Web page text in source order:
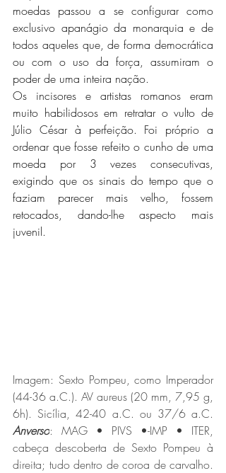
moedas passou a se configurar como
exclusivo apanágio da monarquia e de
todos aqueles que, de forma democrática
ou com o uso da força, assumiram o
poder de uma inteira nação.
Os incisores e artistas romanos eram
muito habilidosos em retratar o vulto de
Júlio César à perfeição. Foi próprio a
ordenar que fosse refeito o cunho de uma
moeda por 3 vezes consecutivas,
exigindo que os sinais do tempo que o
faziam parecer mais velho, fossem
retocados, dando-lhe aspecto mais
juvenil.
Imagem: Sexto Pompeu, como Imperador
(44-36 a.C.). AV aureus (20 mm, 7,95 g,
Anverso: MAG • PIVS •-IMP • ITER,
cabeça descoberta de Sexto Pompeu à